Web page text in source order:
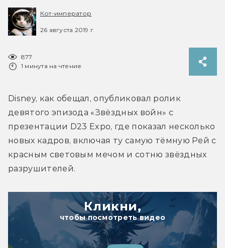
Кот-император
26 августа 2019 г.
877
1 минута на чтение
Disney, как обещал, опубликовал ролик
девятого эпизода «Звёздных войн» с
презентации D23 Expo, где показал несколько
новых кадров, включая ту самую тёмную Рей с
красным световым мечом и сотню звёздных
разрушителей.
Кликни,
чтобы посмотреть видео